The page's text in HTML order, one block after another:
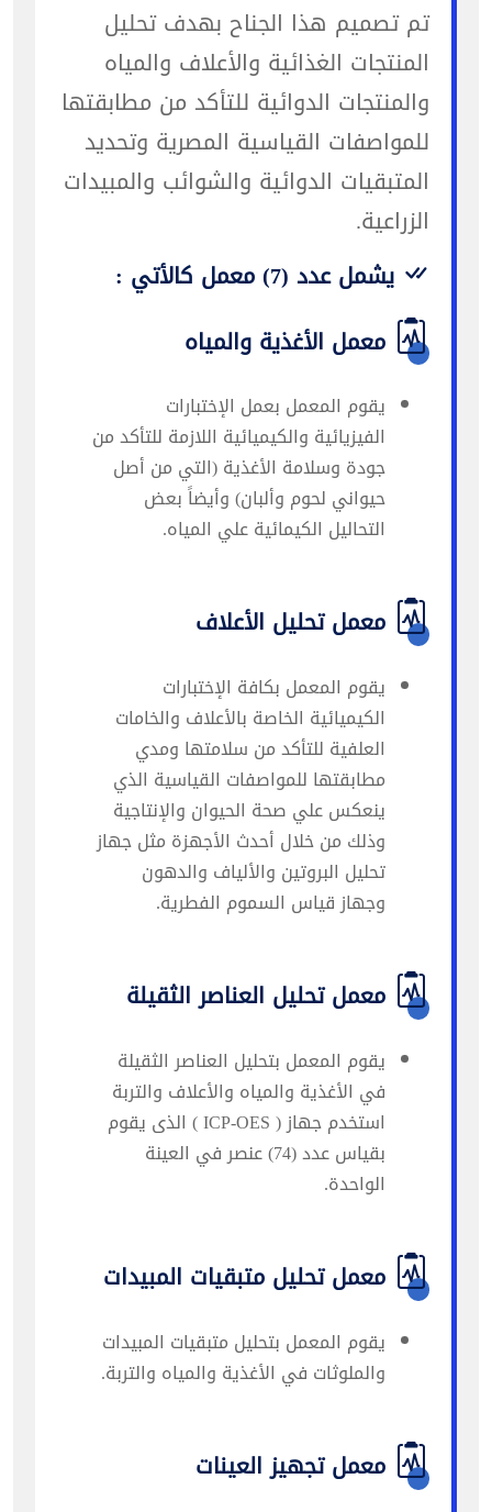
تم تصميم هذا الجناح بهدف تحليل
المنتجات الغذائية والأعلاف والمياه
والمنتجات الدوائية للتأكد من مطابقتها
للمواصفات القياسية المصرية وتحديد
المتبقيات الدوائية والشوائب والمبيدات
الزراعية.
يشمل عدد (7) معمل كالأتي :
معمل الأغذية والمياه
يقوم المعمل بعمل الإختبارات
الفيزيائية والكيميائية اللازمة للتأكد من
جودة وسلامة الأغذية (التي من أصل
حيواني لحوم وألبان) وأيضاً بعض
التحاليل الكيمائية علي المياه.
معمل تحليل الأعلاف
يقوم المعمل بكافة الإختبارات
الكيميائية الخاصة بالأعلاف والخامات
العلفية للتأكد من سلامتها ومدي
مطابقتها للمواصفات القياسية الذي
ينعكس علي صحة الحيوان والإنتاجية
وذلك من خلال أحدث الأجهزة مثل جهاز
تحليل البروتين والألياف والدهون
وجهاز قياس السموم الفطرية.
معمل تحليل العناصر الثقيلة
يقوم المعمل بتحليل العناصر الثقيلة
في الأغذية والمياه والأعلاف والتربة
استخدم جهاز ( ICP-OES ) الذى يقوم
بقياس عدد (74) عنصر في العينة
الواحدة.
معمل تحليل متبقيات المبيدات
يقوم المعمل بتحليل متبقيات المبيدات
والملوثات في الأغذية والمياه والتربة.
معمل تجهيز العينات